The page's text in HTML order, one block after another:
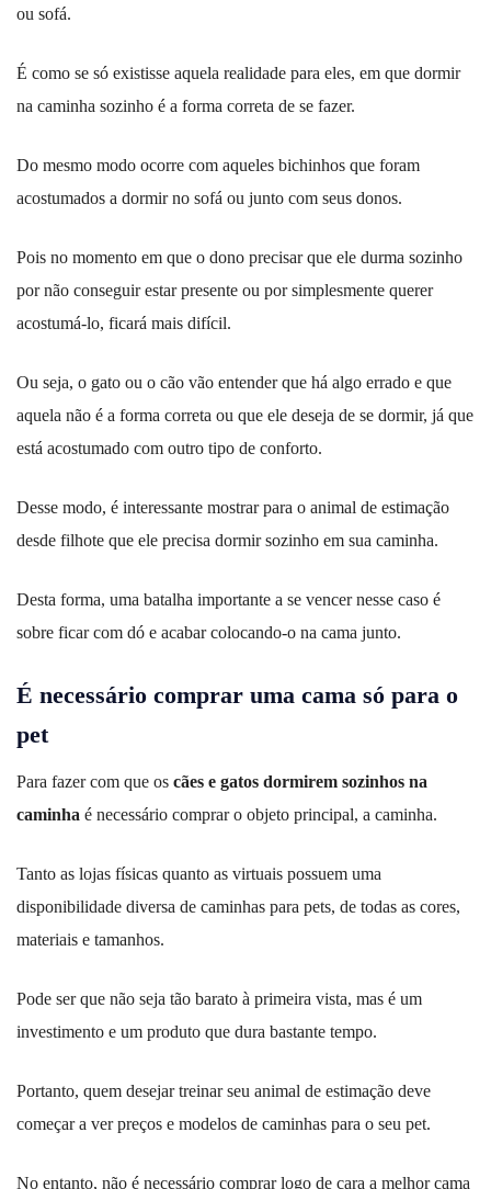
ou sofá.
É como se só existisse aquela realidade para eles, em que dormir
na caminha sozinho é a forma correta de se fazer.
Do mesmo modo ocorre com aqueles bichinhos que foram
acostumados a dormir no sofá ou junto com seus donos.
Pois no momento em que o dono precisar que ele durma sozinho
por não conseguir estar presente ou por simplesmente querer
acostumá-lo, ficará mais difícil.
Ou seja, o gato ou o cão vão entender que há algo errado e que
aquela não é a forma correta ou que ele deseja de se dormir, já que
está acostumado com outro tipo de conforto.
Desse modo, é interessante mostrar para o animal de estimação
desde filhote que ele precisa dormir sozinho em sua caminha.
Desta forma, uma batalha importante a se vencer nesse caso é
sobre ficar com dó e acabar colocando-o na cama junto.
É necessário comprar uma cama só para o
pet
Para fazer com que os cães e gatos dormirem sozinhos na
caminha é necessário comprar o objeto principal, a caminha.
Tanto as lojas físicas quanto as virtuais possuem uma
disponibilidade diversa de caminhas para pets, de todas as cores,
materiais e tamanhos.
Pode ser que não seja tão barato à primeira vista, mas é um
investimento e um produto que dura bastante tempo.
Portanto, quem desejar treinar seu animal de estimação deve
começar a ver preços e modelos de caminhas para o seu pet.
No entanto, não é necessário comprar logo de cara a melhor cama